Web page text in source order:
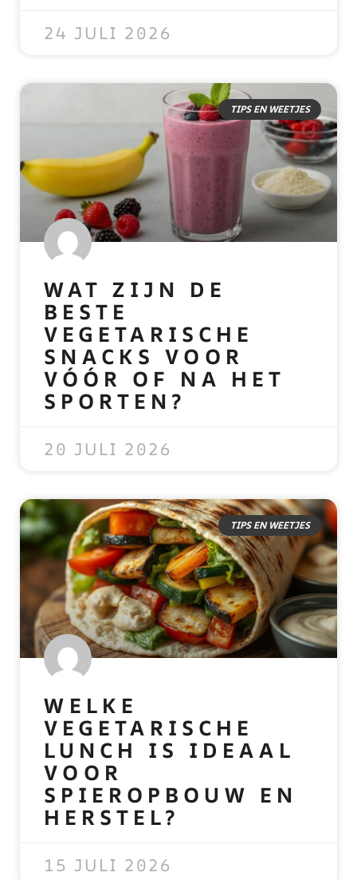
24 JULI 2026
TIPS EN WEETJES
WAT ZIJN DE
BESTE
VEGETARISCHE
SNACKS VOOR
VÓÓR OF NA HET
SPORTEN?
20 JULI 2026
TIPS EN WEETJES
WELKE
VEGETARISCHE
LUNCH IS IDEAAL
VOOR
SPIEROPBOUW EN
HERSTEL?
15 JULI 2026